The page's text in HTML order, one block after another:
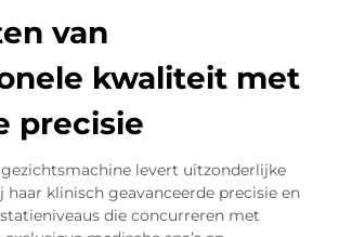
van
kwaliteit met
precisie
levert uitzonderlijke
haar klinisch geavanceerde precisie en
die concurreren met